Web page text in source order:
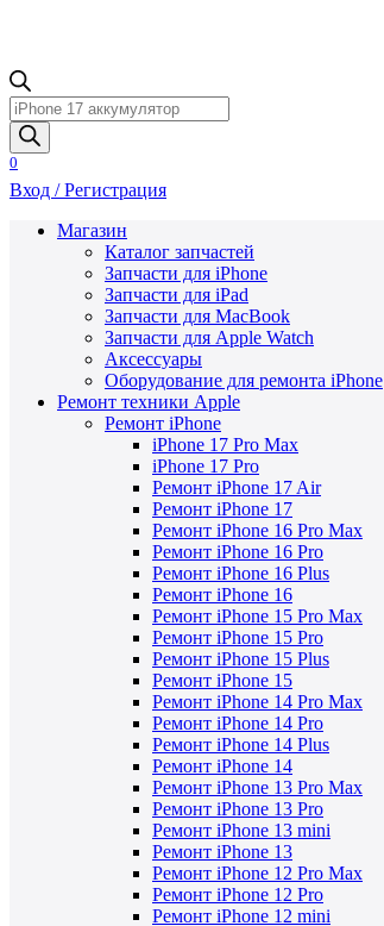
Поиск
товаров
0
Вход / Регистрация
Магазин
Каталог запчастей
Запчасти для iPhone
Запчасти для iPad
Запчасти для MacBook
Запчасти для Apple Watch
Аксессуары
Оборудование для ремонта iPhone
Ремонт техники Apple
Ремонт iPhone
iPhone 17 Pro Max
iPhone 17 Pro
Ремонт iPhone 17 Air
Ремонт iPhone 17
Ремонт iPhone 16 Pro Max
Ремонт iPhone 16 Pro
Ремонт iPhone 16 Plus
Ремонт iPhone 16
Ремонт iPhone 15 Pro Max
Ремонт iPhone 15 Pro
Ремонт iPhone 15 Plus
Ремонт iPhone 15
Ремонт iPhone 14 Pro Max
Ремонт iPhone 14 Pro
Ремонт iPhone 14 Plus
Ремонт iPhone 14
Ремонт iPhone 13 Pro Max
Ремонт iPhone 13 Pro
Ремонт iPhone 13 mini
Ремонт iPhone 13
Ремонт iPhone 12 Pro Max
Ремонт iPhone 12 Pro
Ремонт iPhone 12 mini